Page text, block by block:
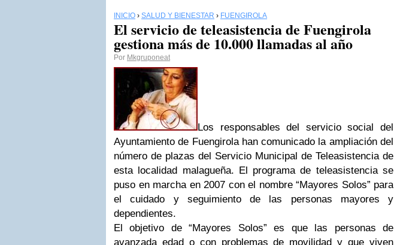
INICIO › SALUD Y BIENESTAR › FUENGIROLA
El servicio de teleasistencia de Fuengirola
gestiona más de 10.000 llamadas al año
Por Mkgruponeat
Los responsables del servicio social del
Ayuntamiento de Fuengirola han comunicado la ampliación del
número de plazas del Servicio Municipal de Teleasistencia de
esta localidad malagueña. El programa de teleasistencia se
puso en marcha en 2007 con el nombre “Mayores Solos” para
el cuidado y seguimiento de las personas mayores y
dependientes.
El objetivo de “Mayores Solos” es que las personas de
avanzada edad o con problemas de movilidad y que viven